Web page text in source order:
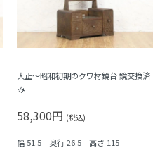
大正～昭和初期のクワ材鏡台 鏡交換済
み
58,300円 (税込)
幅 51.5 奥行 26.5 高さ 115